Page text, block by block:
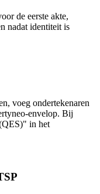
de eerste akte,
nadat identiteit is
voeg ondertekenaren
envelop. Bij
in het